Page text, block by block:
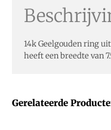
Gerelateerde
14k Geelgouden ring
heeft een breedte van